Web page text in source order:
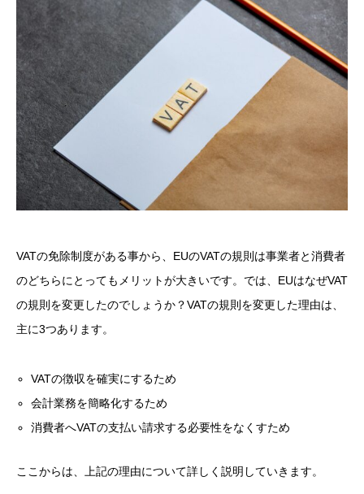
VATの免除制度がある事から、EUのVATの規則は事業者と消費者
のどちらにとってもメリットが大きいです。では、EUはなぜVAT
の規則を変更したのでしょうか？VATの規則を変更した理由は、
主に3つあります。
VATの徴収を確実にするため
会計業務を簡略化するため
消費者へVATの支払い請求する必要性をなくすため
ここからは、上記の理由について詳しく説明していきます。